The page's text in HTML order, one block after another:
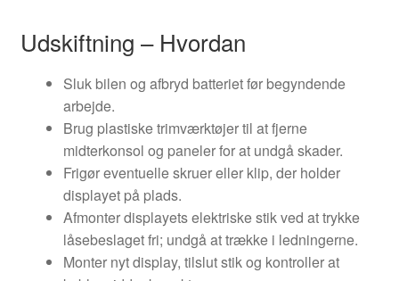
Udskiftning – Hvordan
Sluk bilen og afbryd batteriet før begyndende
arbejde.
Brug plastiske trimværktøjer til at fjerne
midterkonsol og paneler for at undgå skader.
Frigør eventuelle skruer eller klip, der holder
displayet på plads.
Afmonter displayets elektriske stik ved at trykke
låsebeslaget fri; undgå at trække i ledningerne.
Monter nyt display, tilslut stik og kontroller at